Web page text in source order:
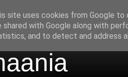
site uses cookies from Google to
shared with Google along with
and to detect and address